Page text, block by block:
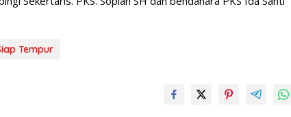
Tempur